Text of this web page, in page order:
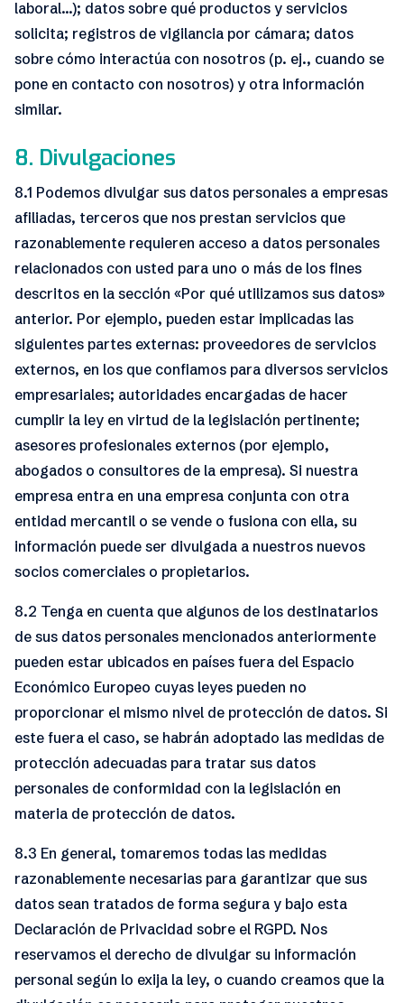
laboral...); datos sobre qué productos y servicios
solicita; registros de vigilancia por cámara; datos
sobre cómo interactúa con nosotros (p. ej., cuando se
pone en contacto con nosotros) y otra información
similar.
8. Divulgaciones
8.1 Podemos divulgar sus datos personales a empresas
afiliadas, terceros que nos prestan servicios que
razonablemente requieren acceso a datos personales
relacionados con usted para uno o más de los fines
descritos en la sección «Por qué utilizamos sus datos»
anterior. Por ejemplo, pueden estar implicadas las
siguientes partes externas: proveedores de servicios
externos, en los que confiamos para diversos servicios
empresariales; autoridades encargadas de hacer
cumplir la ley en virtud de la legislación pertinente;
asesores profesionales externos (por ejemplo,
abogados o consultores de la empresa). Si nuestra
empresa entra en una empresa conjunta con otra
entidad mercantil o se vende o fusiona con ella, su
información puede ser divulgada a nuestros nuevos
socios comerciales o propietarios.
8.2 Tenga en cuenta que algunos de los destinatarios
de sus datos personales mencionados anteriormente
pueden estar ubicados en países fuera del Espacio
Económico Europeo cuyas leyes pueden no
proporcionar el mismo nivel de protección de datos. Si
este fuera el caso, se habrán adoptado las medidas de
protección adecuadas para tratar sus datos
personales de conformidad con la legislación en
materia de protección de datos.
8.3 En general, tomaremos todas las medidas
razonablemente necesarias para garantizar que sus
datos sean tratados de forma segura y bajo esta
Declaración de Privacidad sobre el RGPD. Nos
reservamos el derecho de divulgar su información
personal según lo exija la ley, o cuando creamos que la